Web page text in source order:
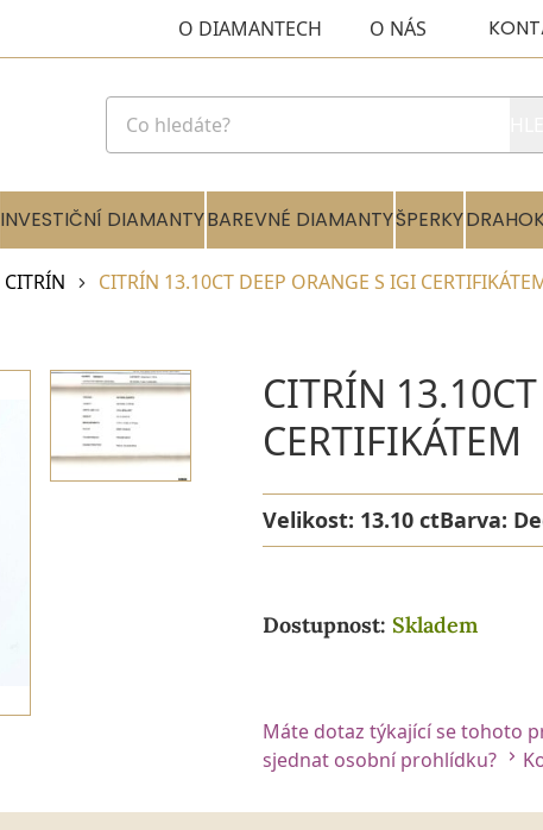
O DIAMANTECH O NÁS
INVESTIČNÍ DIAMANTYBAREVNÉ DIAMANTYŠPERKY
CITRÍN CITRÍN 13.10CT DEEP ORANGE S IGI
CITRÍN
CERTIFIKÁTEM
Velikost: 13.10 ctBarva:
Dostupnost: Skladem
Máte dotaz týkající se tohoto
sjednat osobní prohlídku?